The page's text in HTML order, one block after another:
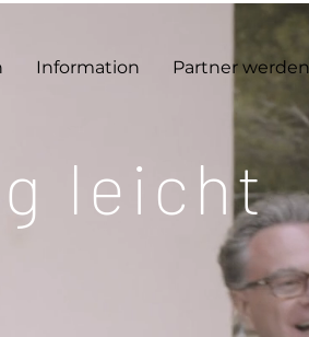
Information Partner werden
leicht